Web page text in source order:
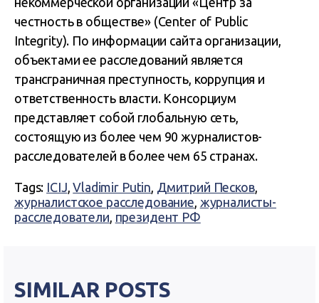
честность в обществе» (Center of Public
Integrity). По информации сайта организации,
объектами ее расследований является
трансграничная преступность, коррупция и
ответственность власти. Консорциум
представляет собой глобальную сеть,
состоящую из более чем 90 журналистов-
расследователей в более чем 65 странах.
Tags: ICIJ,Vladimir Putin, Дмитрий Песков,
журналистское расследование, журналисты-
расследователи, президент РФ
SIMILAR POSTS